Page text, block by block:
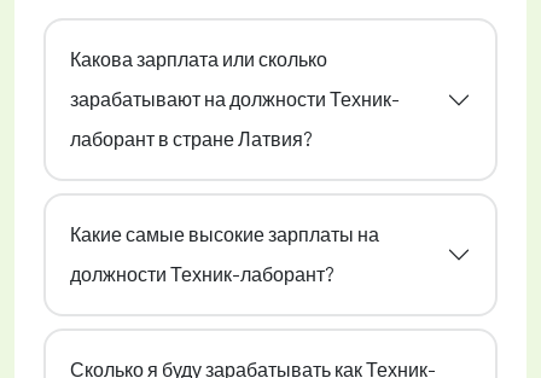
Какова зарплата или сколько
зарабатывают на должности Техник-
лаборант в стране Латвия?
Какие самые высокие зарплаты на
должности Техник-лаборант?
Сколько я буду зарабатывать как Техник-